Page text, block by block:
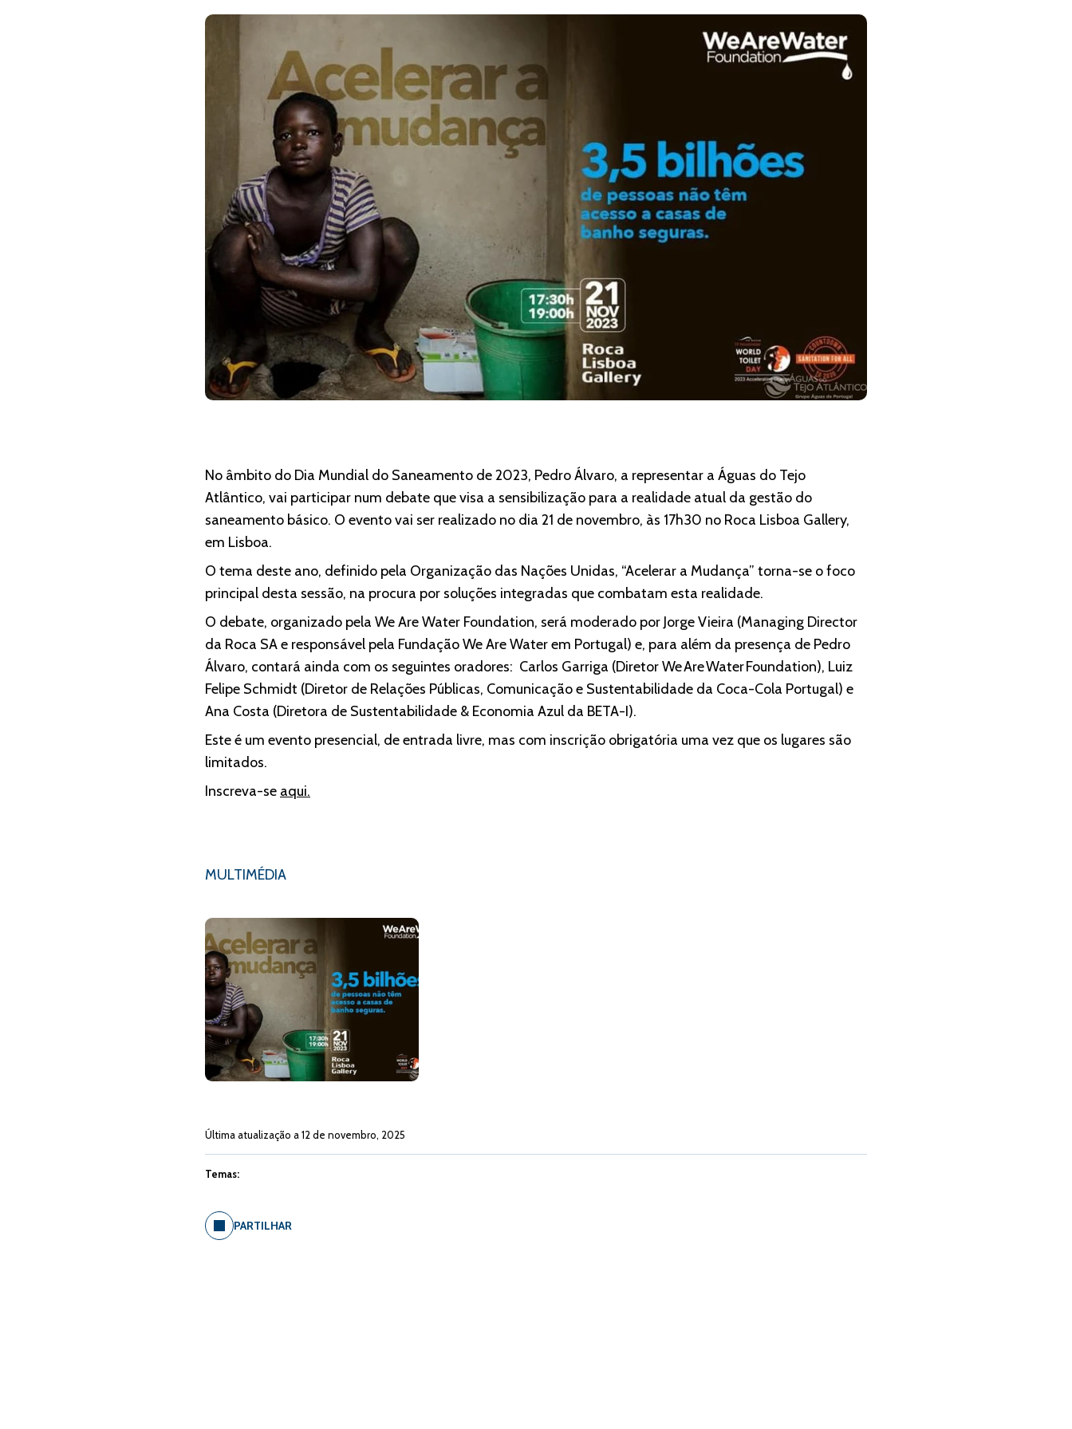
No âmbito do Dia Mundial do Saneamento de 2023, Pedro Álvaro, a representar a Águas do Tejo
Atlântico, vai participar num debate que visa a sensibilização para a realidade atual da gestão do
saneamento básico. O evento vai ser realizado no dia 21 de novembro, às 17h30 no Roca Lisboa Gallery,
em Lisboa.
O tema deste ano, definido pela Organização das Nações Unidas, “Acelerar a Mudança” torna-se o foco
principal desta sessão, na procura por soluções integradas que combatam esta realidade.
O debate, organizado pela We Are Water Foundation, será moderado por Jorge Vieira (Managing Director
da Roca SA e responsável pela Fundação We Are Water em Portugal) e, para além da presença de Pedro
Álvaro, contará ainda com os seguintes oradores: Carlos Garriga (Diretor We Are Water Foundation), Luiz
Felipe Schmidt (Diretor de Relações Públicas, Comunicação e Sustentabilidade da Coca-Cola Portugal) e
Ana Costa (Diretora de Sustentabilidade & Economia Azul da BETA-I).
Este é um evento presencial, de entrada livre, mas com inscrição obrigatória uma vez que os lugares são
limitados.
Inscreva-se aqui.
MULTIMÉDIA
Última atualização a 12 de novembro, 2025
Temas:
PARTILHAR